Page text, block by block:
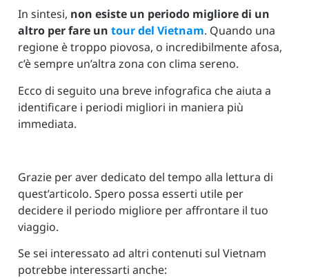
In sintesi, non esiste un periodo migliore di un
altro per fare un tour del Vietnam. Quando una
regione è troppo piovosa, o incredibilmente afosa,
c’è sempre un’altra zona con clima sereno.
Ecco di seguito una breve infografica che aiuta a
identificare i periodi migliori in maniera più
immediata.
Grazie per aver dedicato del tempo alla lettura di
quest’articolo. Spero possa esserti utile per
decidere il periodo migliore per affrontare il tuo
viaggio.
Se sei interessato ad altri contenuti sul Vietnam
potrebbe interessarti anche: